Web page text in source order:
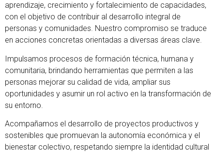
aprendizaje, crecimiento y fortalecimiento de capacidades,
con el objetivo de contribuir al desarrollo integral de
personas y comunidades. Nuestro compromiso se traduce
en acciones concretas orientadas a diversas áreas clave.
Impulsamos procesos de formación técnica, humana y
comunitaria, brindando herramientas que permiten a las
personas mejorar su calidad de vida, ampliar sus
oportunidades y asumir un rol activo en la transformación de
su entorno.
Acompañamos el desarrollo de proyectos productivos y
sostenibles que promuevan la autonomía económica y el
bienestar colectivo, respetando siempre la identidad cultural